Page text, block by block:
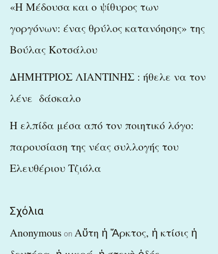
«Η Μέδουσα και ο ψίθυρος των
γοργόνων: ένας θρύλος κατανόησης» της
Βούλας Κοτσάλου
ΔΗΜΗΤΡΙΟΣ ΛΙΑΝΤΙΝΗΣ : ήθελε να τον
λένε δάσκαλο
Η ελπίδα μέσα από τον ποιητικό λόγο:
παρουσίαση της νέας συλλογής του
Ελευθέριου Τζιόλα
Σχόλια
Anonymous on Αὕτη ἡ Ἄρκτος, ἡ κτίσις ἡ